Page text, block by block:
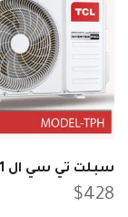
سبلت تي سي ال 1طن انفيرتر موديلTPH
$428